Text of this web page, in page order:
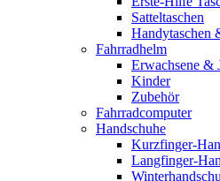
Satteltaschen
Handytaschen
Fahrradhelm
Erwachsene &
Kinder
Zubehör
Fahrradcomputer
Handschuhe
Kurzfinger-
Langfinger-